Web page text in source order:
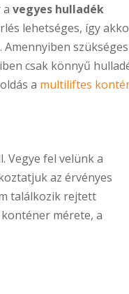
avegyes hulladék
lehetséges, így
szükséges
csak könnyű
a multiliftes
Vegye fel velünk a
az érvényes
találkozik rejtett
mérete, a